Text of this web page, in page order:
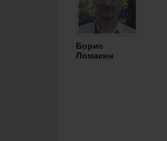
Борис
Ломакин